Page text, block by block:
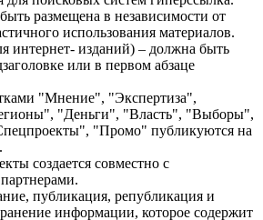
размещена в независимости от
использования материалов.
интернет- изданий) – должна быть
или в первом абзаце
"Мнение", "Экспертиза",
"Деньги", "Власть", "Выборы",
"Промо" публикуются на
создается совместно с
публикация, републикация и
информации, которое содержит